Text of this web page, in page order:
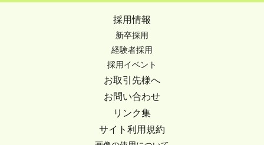
採用情報
新卒採用
経験者採用
採用イベント
お取引先様へ
お問い合わせ
リンク集
サイト利用規約